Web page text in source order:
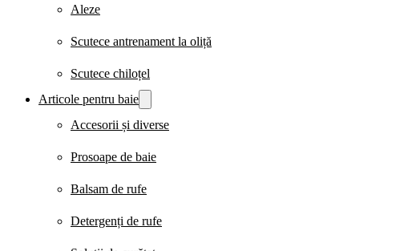
Aleze
Scutece antrenament la oliță
Scutece chiloțel
Articole pentru baie
Accesorii și diverse
Prosoape de baie
Balsam de rufe
Detergenți de rufe